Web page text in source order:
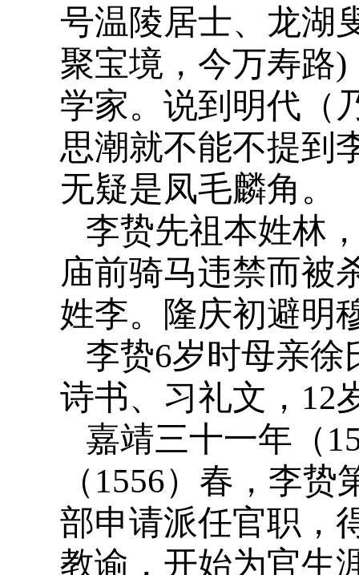
号温陵居士、龙湖
聚宝境，今万寿路
学家。说到明代（
思潮就不能不提到
无疑是凤毛麟角。
李贽先祖本姓林
庙前骑马违禁而被
姓李。隆庆初避明
李贽6岁时母亲徐
诗书、习礼文，12
嘉靖三十一年（
（1556）春，李
部申请派任官职，
教谕，开始为官生